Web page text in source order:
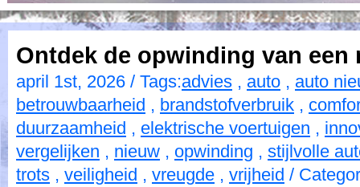
Ontdek de opwinding van een
april 1st, 2026 / Tags:advies , auto , auto
betrouwbaarheid , brandstofverbruik ,
duurzaamheid , elektrische voertuigen ,
vergelijken , nieuw , opwinding , stijlvolle
trots , veiligheid , vreugde , vrijheid /